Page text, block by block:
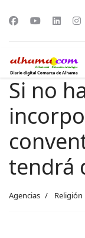
Si no
tendrá
Agencias Religión